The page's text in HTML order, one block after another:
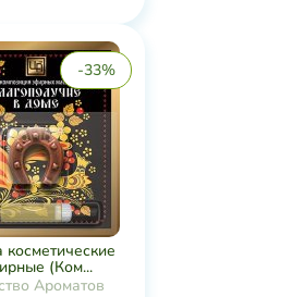
-33%
(Ком...
Ароматов